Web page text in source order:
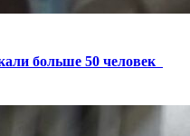
больше 50 человек